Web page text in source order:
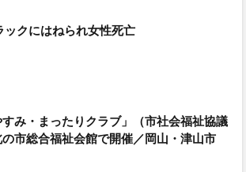
ックにはねられ女性死亡
み・まったりクラブ」（市社会福祉協議
市総合福祉会館で開催／岡山・津山市